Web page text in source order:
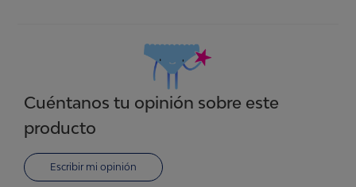
Cuéntanos tu opinión sobre este
producto
Escribir mi opinión